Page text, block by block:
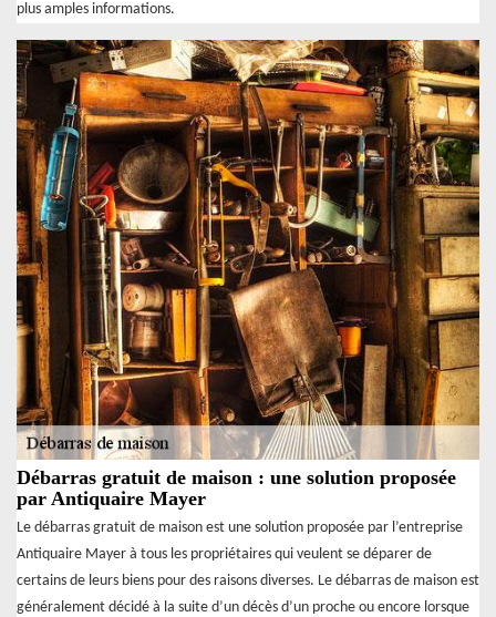
plus amples informations.
Débarras gratuit de maison : une solution proposée
par Antiquaire Mayer
Le débarras gratuit de maison est une solution proposée par l’entreprise
Antiquaire Mayer à tous les propriétaires qui veulent se déparer de
certains de leurs biens pour des raisons diverses. Le débarras de maison est
généralement décidé à la suite d’un décès d’un proche ou encore lorsque